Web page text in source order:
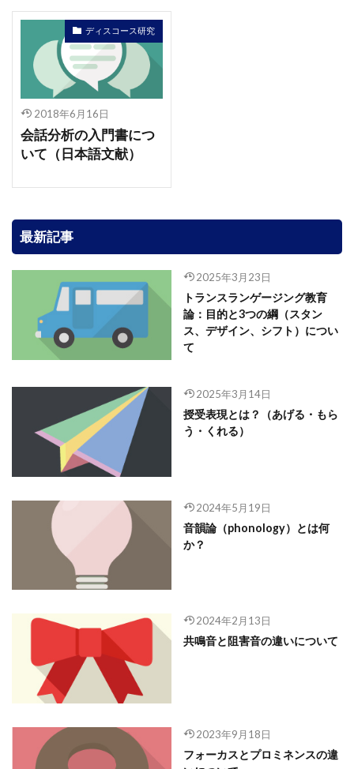
ディスコース研究
2018年6月16日
会話分析の入門書につ
いて（日本語文献）
最新記事
2025年3月23日
トランスランゲージング教育
論：目的と3つの綱（スタン
ス、デザイン、シフト）につい
て
2025年3月14日
授受表現とは？（あげる・もら
う・くれる）
2024年5月19日
音韻論（phonology）とは何
か？
2024年2月13日
共鳴音と阻害音の違いについて
2023年9月18日
フォーカスとプロミネンスの違